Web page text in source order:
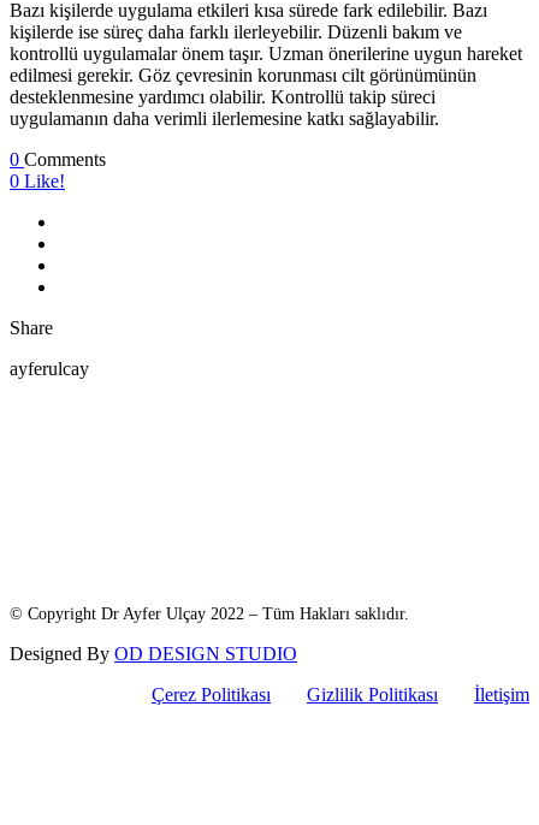
Bazı kişilerde uygulama etkileri kısa sürede fark edilebilir. Bazı
kişilerde ise süreç daha farklı ilerleyebilir. Düzenli bakım ve
kontrollü uygulamalar önem taşır. Uzman önerilerine uygun hareket
edilmesi gerekir. Göz çevresinin korunması cilt görünümünün
desteklenmesine yardımcı olabilir. Kontrollü takip süreci
uygulamanın daha verimli ilerlemesine katkı sağlayabilir.
0 Comments
0 Like!
Share
ayferulcay
© Copyright Dr Ayfer Ulçay 2022 – Tüm Hakları saklıdır.
Designed By OD DESIGN STUDIO
Çerez Politikası
Gizlilik Politikası İletişim